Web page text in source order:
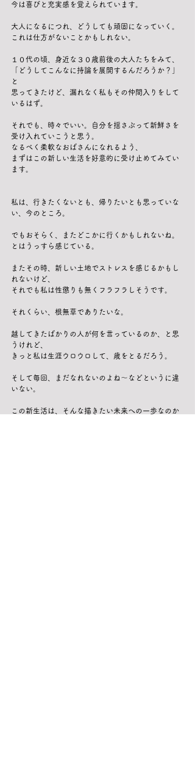
今は喜びと充実感を覚えられています。
大人になるにつれ、どうしても頑固になっていく。
これは仕方がないことかもしれない。
１０代の頃、身近な３０歳前後の大人たちをみて、
「どうしてこんなに持論を展開するんだろうか？」
と
思ってきたけど、漏れなく私もその仲間入りをして
いるはず。
それでも、時々でいい。自分を揺さぶって新鮮さを
受け入れていこうと思う。
なるべく柔軟なおばさんになれるよう、
まずはこの新しい生活を好意的に受け止めてみてい
ます。
私は、行きたくないとも、帰りたいとも思っていな
い、今のところ。
でもおそらく、またどこかに行くかもしれないね。
とはうっすら感じている。
またその時、新しい土地でストレスを感じるかもし
れないけど、
それでも私は性懲りも無くフラフラしそうです。
それくらい、根無草でありたいな。
越してきたばかりの人が何を言っているのか、と思
うけれど、
きっと私は生涯ウロウロして、歳をとるだろう。
そして毎回、まだなれないのよね〜などというに違
いない。
この新生活は、そんな描きたい未来への一歩なのか